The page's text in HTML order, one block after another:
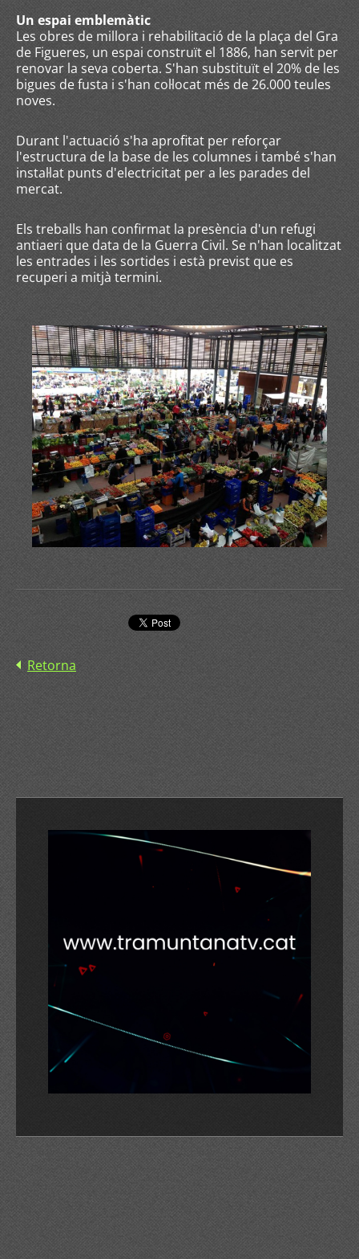
Un espai emblemàtic
Les obres de millora i rehabilitació de la plaça del Gra
de Figueres, un espai construït el 1886, han servit per
renovar la seva coberta. S'han substituït el 20% de les
bigues de fusta i s'han col·locat més de 26.000 teules
noves.
Durant l'actuació s'ha aprofitat per reforçar
l'estructura de la base de les columnes i també s'han
instal·lat punts d'electricitat per a les parades del
mercat.
Els treballs han confirmat la presència d'un refugi
antiaeri que data de la Guerra Civil. Se n'han localitzat
les entrades i les sortides i està previst que es
recuperi a mitjà termini.
Retorna